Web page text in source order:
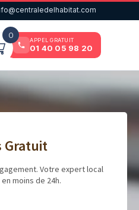
0
APPEL GRATUIT
01 40 05 98 20
Gratuit
Votre expert local
moins de 24h.